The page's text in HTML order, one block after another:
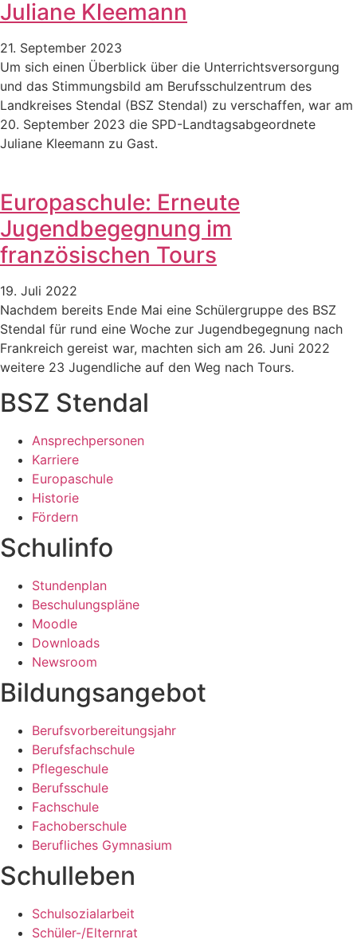
Juliane Kleemann
21. September 2023
Um sich einen Überblick über die Unterrichtsversorgung
und das Stimmungsbild am Berufsschulzentrum des
Landkreises Stendal (BSZ Stendal) zu verschaffen, war am
20. September 2023 die SPD-Landtagsabgeordnete
Juliane Kleemann zu Gast.
Europaschule: Erneute
Jugendbegegnung im
französischen Tours
19. Juli 2022
Nachdem bereits Ende Mai eine Schülergruppe des BSZ
Stendal für rund eine Woche zur Jugendbegegnung nach
Frankreich gereist war, machten sich am 26. Juni 2022
weitere 23 Jugendliche auf den Weg nach Tours.
BSZ Stendal
Ansprechpersonen
Karriere
Europaschule
Historie
Fördern
Schulinfo
Stundenplan
Beschulungspläne
Moodle
Downloads
Newsroom
Bildungsangebot
Berufsvorbereitungsjahr
Berufsfachschule
Pflegeschule
Berufsschule
Fachschule
Fachoberschule
Berufliches Gymnasium
Schulleben
Schulsozialarbeit
Schüler-/Elternrat